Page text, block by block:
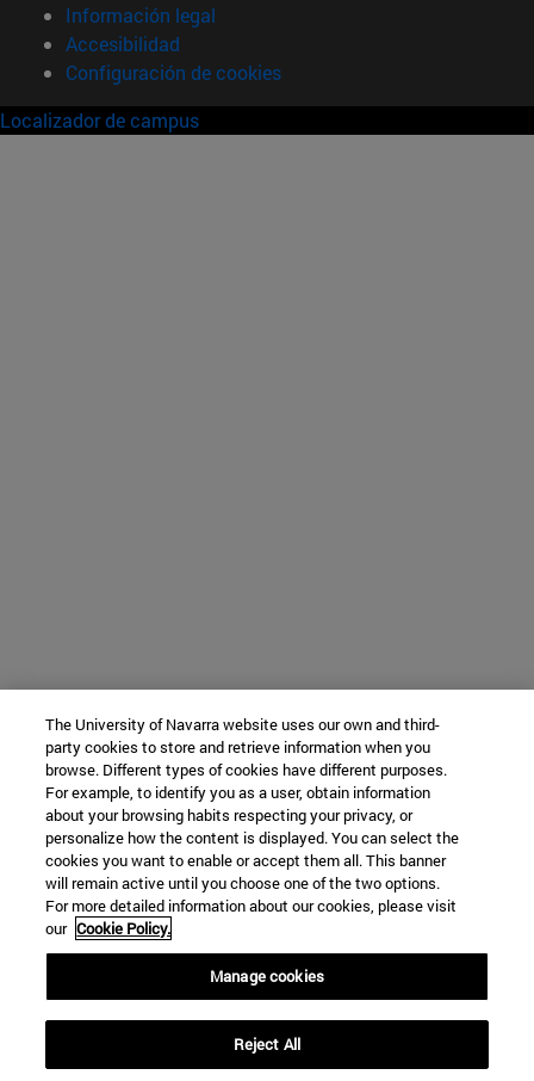
Información legal
Accesibilidad
Configuración de cookies
Localizador de campus
The University of Navarra website uses our own and third-
party cookies to store and retrieve information when you
browse. Different types of cookies have different purposes.
For example, to identify you as a user, obtain information
about your browsing habits respecting your privacy, or
personalize how the content is displayed. You can select the
cookies you want to enable or accept them all. This banner
will remain active until you choose one of the two options.
For more detailed information about our cookies, please visit
our Cookie Policy.
Manage cookies
Reject All